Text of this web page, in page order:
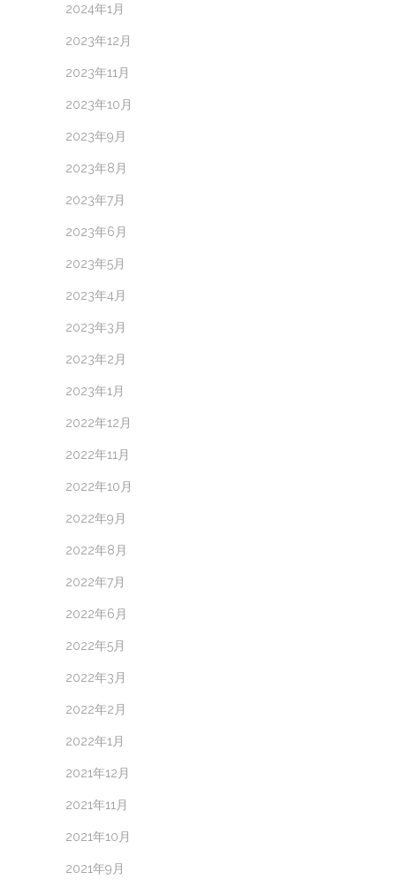
2024年1月
2023年12月
2023年11月
2023年10月
2023年9月
2023年8月
2023年7月
2023年6月
2023年5月
2023年4月
2023年3月
2023年2月
2023年1月
2022年12月
2022年11月
2022年10月
2022年9月
2022年8月
2022年7月
2022年6月
2022年5月
2022年3月
2022年2月
2022年1月
2021年12月
2021年11月
2021年10月
2021年9月